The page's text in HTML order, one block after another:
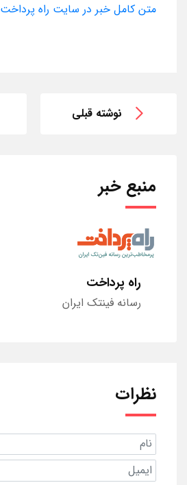
متن کامل خبر در سایت راه پرداخت
نوشته قبلی
منبع خبر
راه پرداخت
رسانه فینتک ایران
نظرات